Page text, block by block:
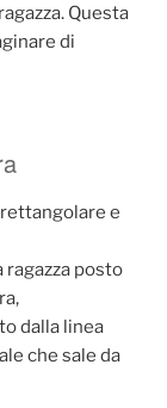
Questa
di
e
posto
dalla linea
che sale da